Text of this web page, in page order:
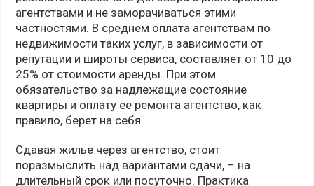
агентствами и не заморачиваться этими
частностями. В среднем оплата агентствам по
недвижимости таких услуг, в зависимости от
репутации и широты сервиса, составляет от 10 до
25% от стоимости аренды. При этом
обязательство за надлежащие состояние
квартиры и оплату её ремонта агентство, как
правило, берет на себя.
Сдавая жилье через агентство, стоит
поразмыслить над вариантами сдачи, – на
длительный срок или посуточно. Практика